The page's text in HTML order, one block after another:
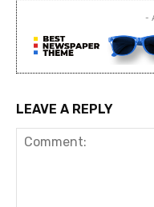
-
LEAVE A REPLY